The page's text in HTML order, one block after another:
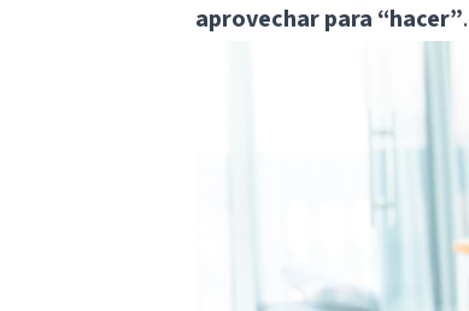
aprovechar para “hacer”.